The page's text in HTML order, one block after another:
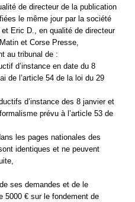
de directeur de la publication
le même jour par la société
Eric D., en qualité de directeur
et Corse Presse,
au tribunal de :
d’instance en date du 8
de l’article 54 de la loi du 29
d’instance des 8 janvier et
prévu à l’article 53 de
les pages nationales des
identiques et ne peuvent
ses demandes et de le
5000 € sur le fondement de